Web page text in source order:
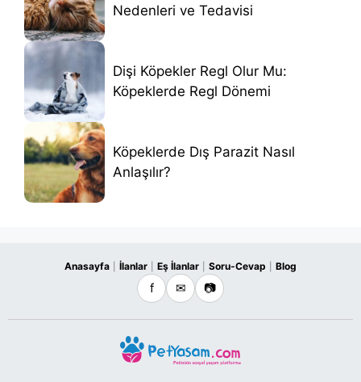
Nedenleri ve Tedavisi
Dişi Köpekler Regl Olur Mu:
Köpeklerde Regl Dönemi
Köpeklerde Dış Parazit Nasıl
Anlaşılır?
Anasayfa İlanlar Eş İlanlar Soru-Cevap Blog
f ✉ 📷